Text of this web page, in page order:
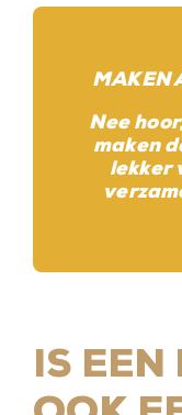
MAKEN
Nee
maken
lekker
IS